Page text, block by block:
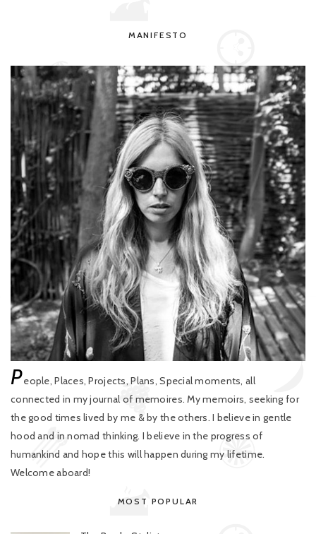
MANIFESTO
People, Places, Projects, Plans, Special moments, all
connected in my journal of memoires. My memoirs, seeking for
the good times lived by me & by the others. I believe in gentle
hood and in nomad thinking. I believe in the progress of
humankind and hope this will happen during my lifetime.
Welcome aboard!
MOST POPULAR